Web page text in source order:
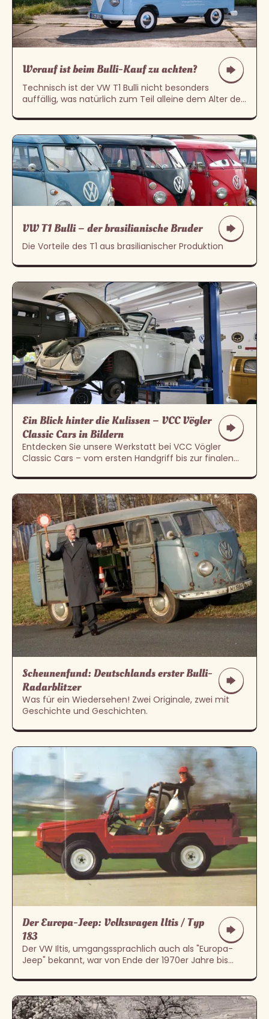
Worauf ist beim Bulli-Kauf zu achten?
Technisch ist der VW T1 Bulli nicht besonders
auffällig, was natürlich zum Teil alleine dem Alter des
VW T1 Bulli – der brasilianische Bruder
Die Vorteile des T1 aus brasilianischer Produktion
Ein Blick hinter die Kulissen – VCC Vögler
Classic Cars in Bildern
Entdecken Sie unsere Werkstatt bei VCC Vögler
Classic Cars – vom ersten Handgriff bis zur finalen
Klassiker hautnah.
Scheunenfund: Deutschlands erster Bulli-
Radarblitzer
Was für ein Wiedersehen! Zwei Originale, zwei mit
Geschichte und Geschichten.
Der Europa-Jeep: Volkswagen Iltis / Typ
183
Der VW Iltis, umgangssprachlich auch als "Europa-
Jeep" bekannt, war von Ende der 1970er Jahre bis
tmil gl“ Teil des Bundeswehrfuhrparks.